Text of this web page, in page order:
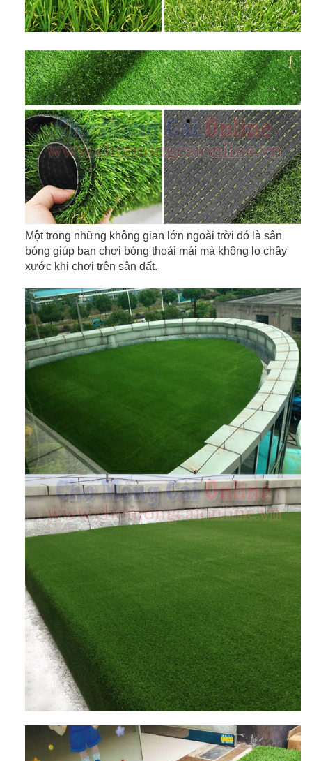
Một trong những không gian lớn ngoài trời đó là sân
bóng giúp bạn chơi bóng thoải mái mà không lo chầy
xước khi chơi trên sân đất.